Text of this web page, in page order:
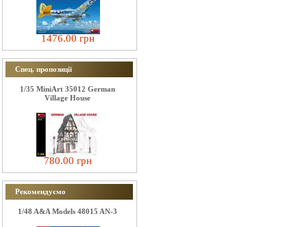
1476.00 грн
Спец. пропозиції
1/35 MiniArt 35012 German
Village House
780.00 грн
Рекомендуємо
1/48 A&A Models 48015 AN-3